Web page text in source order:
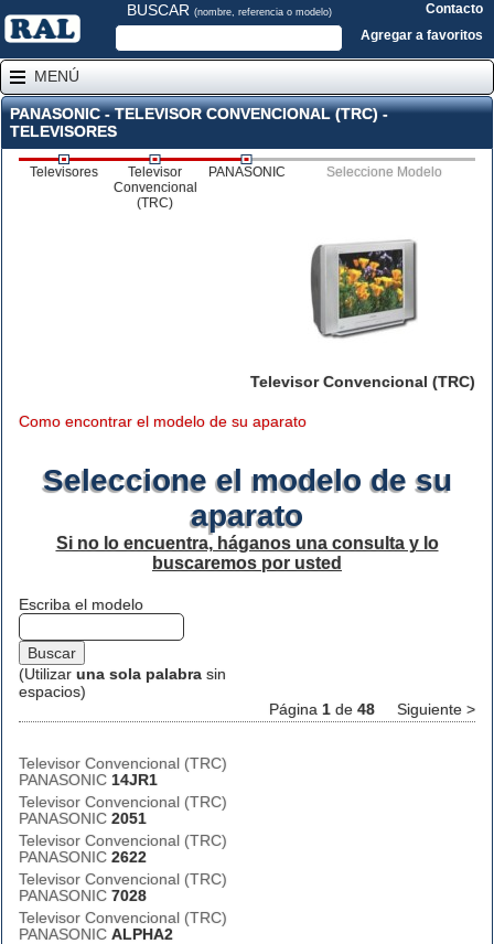
BUSCAR (nombre, referencia o modelo)
Contacto
Agregar a favoritos
MENÚ
PANASONIC - TELEVISOR CONVENCIONAL (TRC) -
TELEVISORES
Televisores
Televisor
Convencional
(TRC)
PANASONIC Seleccione Modelo
Televisor Convencional (TRC)
Como encontrar el modelo de su aparato
Seleccione el modelo de su
aparato
Si no lo encuentra, háganos una consulta y lo
buscaremos por usted
Escriba el modelo
(Utilizar una sola palabra sin
espacios)
Página 1 de 48 Siguiente >
Televisor Convencional (TRC)
PANASONIC 14JR1
Televisor Convencional (TRC)
PANASONIC 2051
Televisor Convencional (TRC)
PANASONIC 2622
Televisor Convencional (TRC)
PANASONIC 7028
Televisor Convencional (TRC)
PANASONIC ALPHA2